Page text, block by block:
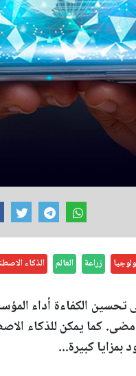
زراعة العالم الذكاء
الكفاءة أداء
مضى. كما يمكن للذكاء
بمزايا كبيرة...